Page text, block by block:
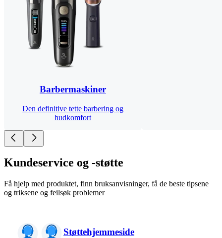
Barbermaskiner
Den definitive tette barbering og
hudkomfort
Kundeservice og -støtte
Få hjelp med produktet, finn bruksanvisninger, få de beste tipsene
og triksene og feilsøk problemer
Støttehjemmeside